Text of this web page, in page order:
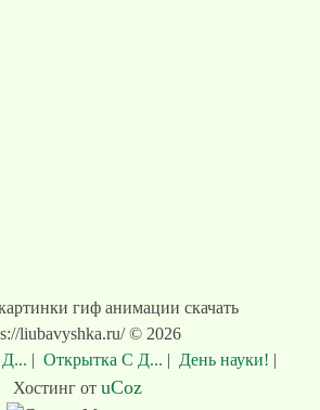
гиф анимации скачать
liubavyshka.ru/ © 2026
Д... | Открытка С Д... | День науки! |
Хостинг от uCoz